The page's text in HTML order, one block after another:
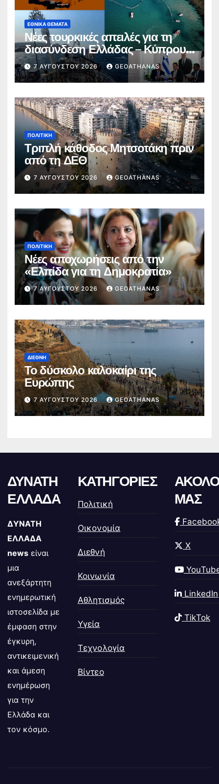
ΕΘΝΙΚΆ ΘΈΜΑΤΑ
Νέες τουρκικές απειλές για τη
διασύνδεση Ελλάδας – Κύπρου –
Ισραήλ
7 ΑΥΓΟΎΣΤΟΥ 2026 GEOATHANAS
ΠΟΛΙΤΙΚΉ
Τριπλή κάθοδος Μητσοτάκη πριν
από τη ΔΕΘ
7 ΑΥΓΟΎΣΤΟΥ 2026 GEOATHANAS
ΠΟΛΙΤΙΚΉ
Νέες αποχωρήσεις από την
«Ελπίδα για τη Δημοκρατία»
7 ΑΥΓΟΎΣΤΟΥ 2026 GEOATHANAS
ΔΙΕΘΝΉ
Το δύσκολο καλοκαίρι της
Ευρώπης
7 ΑΥΓΟΎΣΤΟΥ 2026 GEOATHANAS
ΔΥΝΑΤΗ
ΕΛΛΑΔΑ
ΔΥΝΑΤΗ
ΕΛΛΑΔΑ
news είναι
μια
ανεξάρτητη
ενημερωτική
ιστοσελίδα με
έμφαση στην
έγκυρη,
αντικειμενική
και άμεση
ενημέρωση
για την
Ελλάδα και
τον κόσμο.
ΚΑΤΗΓΟΡΙΕΣ
Πολιτική
Οικονομία
Διεθνή
Κοινωνία
Αθλητισμός
Υγεία
Τεχνολογία
Βίντεο
ΜΑΣ
X
LinkedIn
TikTok